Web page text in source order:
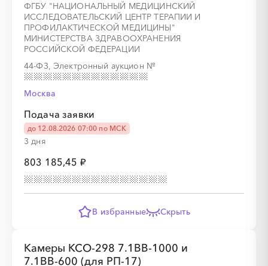
ФГБУ "НАЦИОНАЛЬНЫЙ МЕДИЦИНСКИЙ
ИССЛЕДОВАТЕЛЬСКИЙ ЦЕНТР ТЕРАПИИ И
ПРОФИЛАКТИЧЕСКОЙ МЕДИЦИНЫ"
МИНИСТЕРСТВА ЗДРАВООХРАНЕНИЯ
РОССИЙСКОЙ ФЕДЕРАЦИИ
44-ФЗ, Электронный аукцион №
Москва
Подача заявки
до 12.08.2026 07:00 по МСК
3 дня
803 185,45 ₽
В избранные Скрыть
Камеры КСО-298 7.1ВВ-1000 и
7.1ВВ-600 (для РП-17)